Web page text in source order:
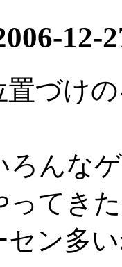
12-
置づけ
ろんな
ってき
セン多